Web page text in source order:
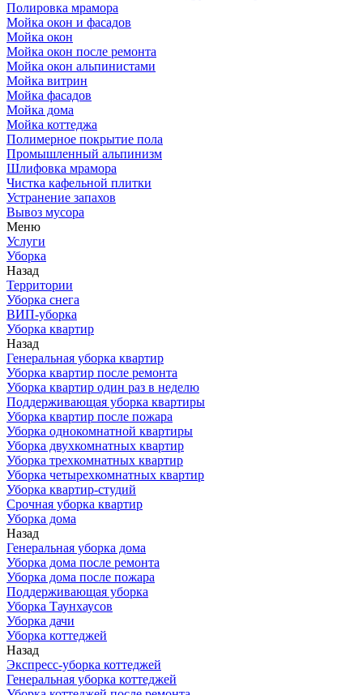
Полировка мрамора
Мойка окон и фасадов
Мойка окон
Мойка окон после ремонта
Мойка окон альпинистами
Мойка витрин
Мойка фасадов
Мойка дома
Мойка коттеджа
Полимерное покрытие пола
Промышленный альпинизм
Шлифовка мрамора
Чистка кафельной плитки
Устранение запахов
Вывоз мусора
Меню
Услуги
Уборка
Назад
Территории
Уборка снега
ВИП-уборка
Уборка квартир
Назад
Генеральная уборка квартир
Уборка квартир после ремонта
Уборка квартир один раз в неделю
Поддерживающая уборка квартиры
Уборка квартир после пожара
Уборка однокомнатной квартиры
Уборка двухкомнатных квартир
Уборка трехкомнатных квартир
Уборка четырехкомнатных квартир
Уборка квартир-студий
Срочная уборка квартир
Уборка дома
Назад
Генеральная уборка дома
Уборка дома после ремонта
Уборка дома после пожара
Поддерживающая уборка
Уборка Таунхаусов
Уборка дачи
Уборка коттеджей
Назад
Экспресс-уборка коттеджей
Генеральная уборка коттеджей